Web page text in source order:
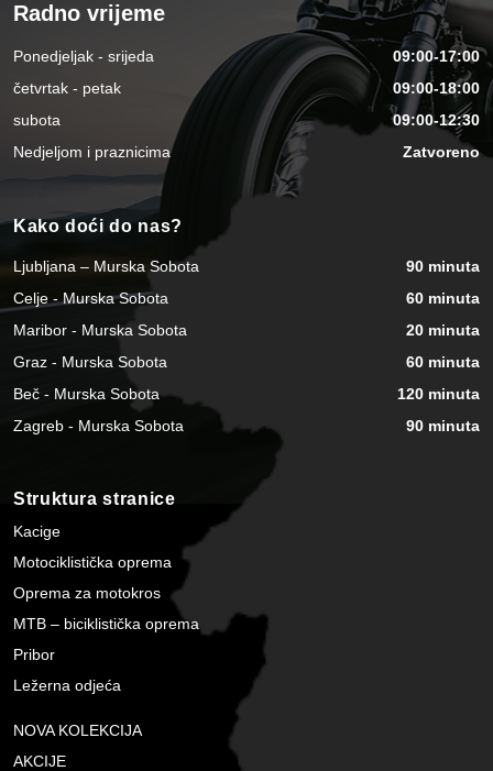
Radno vrijeme
Ponedjeljak - srijeda
09:00-17:00
četvrtak - petak
09:00-18:00
subota
09:00-12:30
Nedjeljom i praznicima
Zatvoreno
Kako doći do nas?
Ljubljana – Murska Sobota
90 minuta
Celje - Murska Sobota
60 minuta
Maribor - Murska Sobota
20 minuta
Graz - Murska Sobota
60 minuta
Beč - Murska Sobota
120 minuta
Zagreb - Murska Sobota
90 minuta
Struktura stranice
Kacige
Motociklistička oprema
Oprema za motokros
MTB – biciklistička oprema
Pribor
Ležerna odjeća
NOVA KOLEKCIJA
AKCIJE